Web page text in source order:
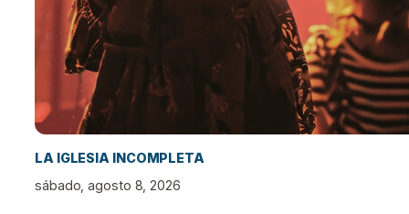
LA IGLESIA INCOMPLETA
sábado, agosto 8, 2026